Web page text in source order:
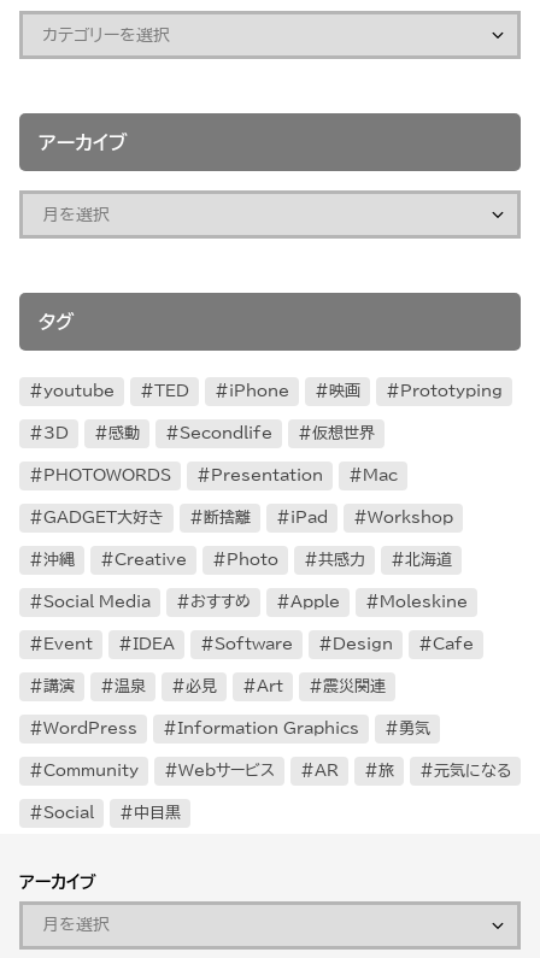
アーカイブ
タグ
youtube TED iPhone 映画 Prototyping
3D 感動 Secondlife 仮想世界
PHOTOWORDS Presentation Mac
GADGET大好き 断捨離 iPad Workshop
沖縄 Creative Photo 共感力 北海道
Social Media おすすめ Apple Moleskine
Event IDEA Software Design Cafe
講演 温泉 必見 Art 震災関連
WordPress Information Graphics 勇気
Community Webサービス AR 旅 元気になる
Social 中目黒
アーカイブ